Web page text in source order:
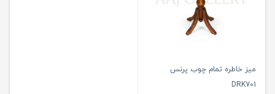
میز خاطره تمام چوب پرنس
DRK701